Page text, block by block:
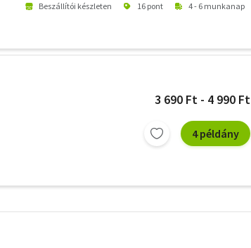
Beszállítói készleten 16 pont 4 - 6 munkanap
3 690 Ft - 4 990 Ft
4 példány